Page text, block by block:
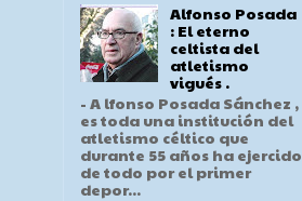
Alfonso Posada
: El eterno
celtista del
atletismo
vigués .
- A lfonso Posada Sánchez ,
es toda una institución del
atletismo céltico que
durante 55 años ha ejercido
de todo por el primer
depor...